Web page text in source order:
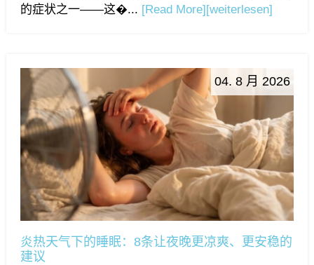
的症状之一——这�... [Read More] [weiterlesen]
04. 8 月 2026
炎热天气下的睡眠：8条让夜晚更凉爽、更安稳的
建议